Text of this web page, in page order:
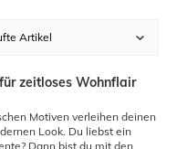
zeitloses Wohnflair
Motiven verleihen deinen
Look. Du liebst ein
Dann bist du mit den